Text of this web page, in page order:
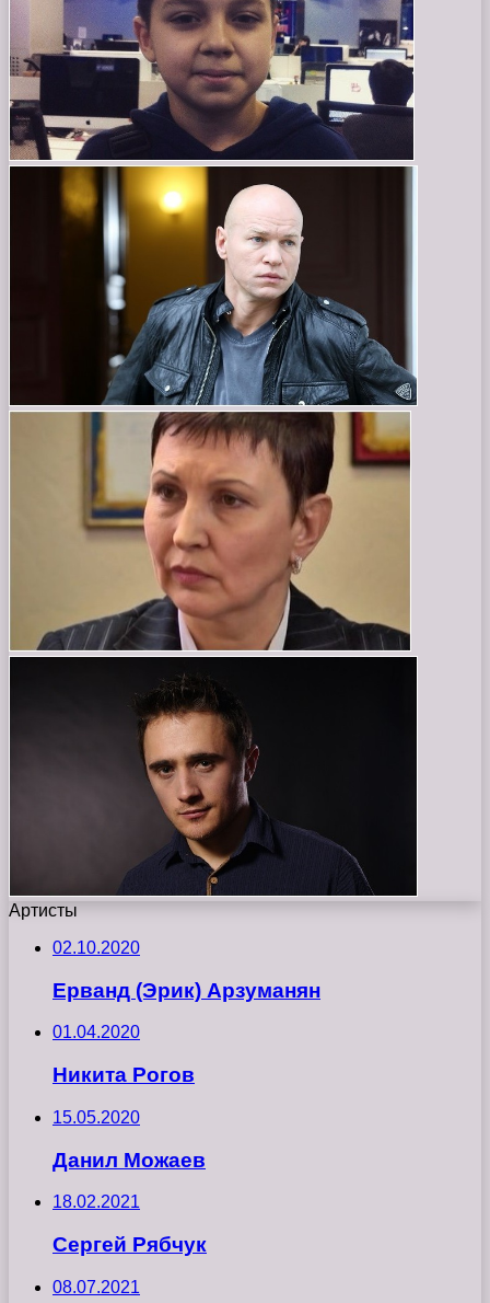
Артисты
02.10.2020
Ерванд (Эрик) Арзуманян
01.04.2020
Никита Рогов
15.05.2020
Данил Можаев
18.02.2021
Сергей Рябчук
08.07.2021